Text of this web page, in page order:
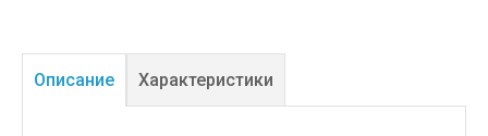
Описание Характеристики